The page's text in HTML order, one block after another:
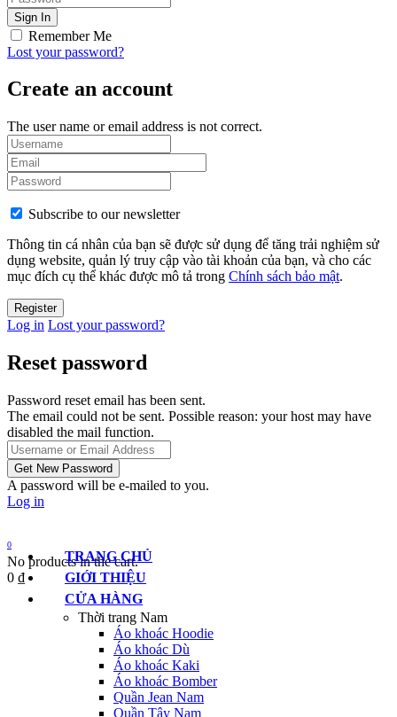
Remember Me
Lost your password?
Create an account
The user name or email address is not correct.
Subscribe to our newsletter
Thông tin cá nhân của bạn sẽ được sử dụng để tăng trải nghiệm sử
dụng website, quản lý truy cập vào tài khoản của bạn, và cho các
mục đích cụ thể khác được mô tả trong Chính sách bảo mật.
Log in Lost your password?
Reset password
Password reset email has been sent.
The email could not be sent. Possible reason: your host may have
disabled the mail function.
A password will be e-mailed to you.
Log in
0
No products in the cart.
0 ₫
TRANG CHỦ
GIỚI THIỆU
CỬA HÀNG
Thời trang Nam
Áo khoác Hoodie
Áo khoác Dù
Áo khoác Kaki
Áo khoác Bomber
Quần Jean Nam
Quần Tây Nam